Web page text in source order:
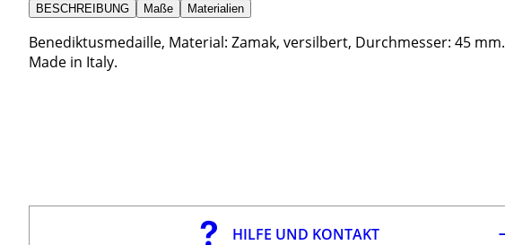
BESCHREIBUNG Maße Materialien
Benediktusmedaille, Material: Zamak, versilbert, Durchmesser: 45 mm.
Made in Italy.
HILFE UND KONTAKT